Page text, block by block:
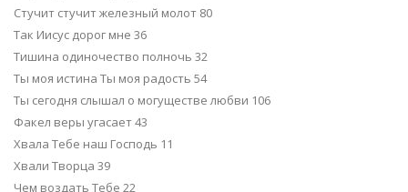
Стучит стучит железный молот 80
Так Иисус дорог мне 36
Тишина одиночество полночь 32
Ты моя истина Ты моя радость 54
Ты сегодня слышал о могуществе любви 106
Факел веры угасает 43
Хвала Тебе наш Господь 11
Хвали Творца 39
Чем воздать Тебе 22